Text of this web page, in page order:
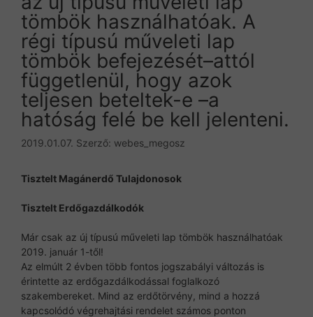
tömbök használhatóak. A
régi típusú műveleti lap
tömbök befejezését–attól
függetlenül, hogy azok
teljesen beteltek-e –a
hatóság felé be kell jelenteni.
2019.01.07. Szerző: webes_megosz
Tisztelt Magánerdő Tulajdonosok
Tisztelt Erdőgazdálkodók
Már csak az új típusú műveleti lap tömbök használhatóak
2019. január 1-től!
Az elmúlt 2 évben több fontos jogszabályi változás is
érintette az erdőgazdálkodással foglalkozó
szakembereket. Mind az erdőtörvény, mind a hozzá
kapcsolódó végrehajtási rendelet számos ponton